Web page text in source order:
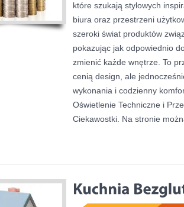
które szukają stylowych
biura oraz przestrzeni
szeroki świat produktów
pokazując jak odpowiednio
zmienić każde wnętrze. To
cenią design, ale
wykonania i codzienny
Oświetlenie Techniczne i
Ciekawostki. Na stronie